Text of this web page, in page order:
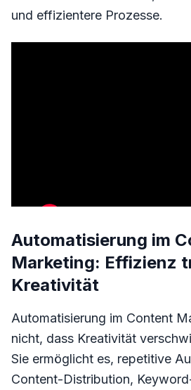
und effizientere Prozesse.
Automatisierung im
Marketing: Effizienz
Kreativität
Automatisierung im Content
nicht, dass Kreativität
Sie ermöglicht es, repetitive
Content-Distribution,